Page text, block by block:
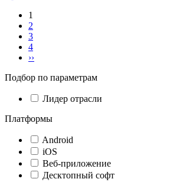
1
2
3
4
››
Подбор по параметрам
Лидер отрасли
Платформы
Android
iOS
Веб-приложение
Десктопный софт